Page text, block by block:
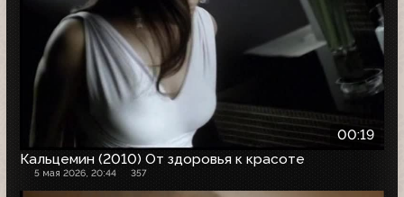
00:19
Кальцемин (2010) От здоровья к красоте
5 мая 2026, 20:44 357